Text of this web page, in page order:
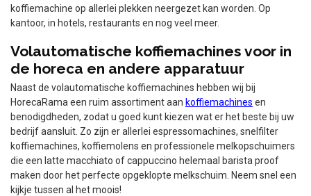
koffiemachine op allerlei plekken neergezet kan worden. Op
kantoor, in hotels, restaurants en nog veel meer.
Volautomatische koffiemachines voor in
de horeca en andere apparatuur
Naast de volautomatische koffiemachines hebben wij bij
HorecaRama een ruim assortiment aan koffiemachines en
benodigdheden, zodat u goed kunt kiezen wat er het beste bij uw
bedrijf aansluit. Zo zijn er allerlei espressomachines, snelfilter
koffiemachines, koffiemolens en professionele melkopschuimers
die een latte macchiato of cappuccino helemaal barista proof
maken door het perfecte opgeklopte melkschuim. Neem snel een
kijkje tussen al het moois!